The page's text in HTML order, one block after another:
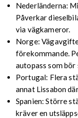
Nederländerna:
Påverkar
via vägkameror.
Norge:
förekommande.
autopass som bör
Portugal: Flera
annat Lissabon
Spanien: Större
kräver en